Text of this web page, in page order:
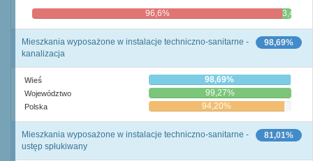
96,6% 3,4%
98,69%
Mieszkania wyposażone w instalacje techniczno-sanitarne -
kanalizacja
Wieś 98,69%
Województwo 99,27%
Polska 94,20%
81,01%
Mieszkania wyposażone w instalacje techniczno-sanitarne -
ustęp spłukiwany